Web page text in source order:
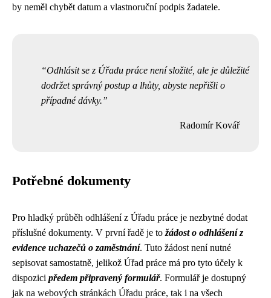
by neměl chybět datum a vlastnoruční podpis žadatele.
Odhlásit se z Úřadu práce není složité, ale je důležité
dodržet správný postup a lhůty, abyste nepřišli o
případné dávky.
Radomír Kovář
Potřebné dokumenty
Pro hladký průběh odhlášení z Úřadu práce je nezbytné dodat
příslušné dokumenty. V první řadě je to žádost o odhlášení z
evidence uchazečů o zaměstnání. Tuto žádost není nutné
sepisovat samostatně, jelikož Úřad práce má pro tyto účely k
dispozici předem připravený formulář. Formulář je dostupný
jak na webových stránkách Úřadu práce, tak i na všech